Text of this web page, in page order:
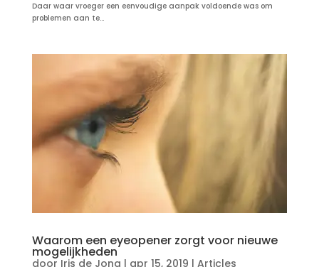
Daar waar vroeger een eenvoudige aanpak voldoende was om
problemen aan te...
Waarom een eyeopener zorgt voor nieuwe
mogelijkheden
door Iris de Jong | apr 15, 2019 | Articles